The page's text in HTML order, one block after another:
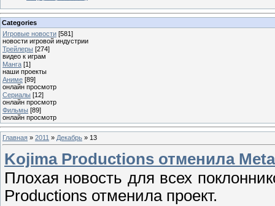
Categories
Игровые новости [581]
новости игровой индустрии
Трейлеры [274]
видео к играм
Манга [1]
наши проекты
Аниме [89]
онлайн просмотр
Сериалы [12]
онлайн просмотр
Фильмы [89]
онлайн просмотр
Главная » 2011 » Декабрь » 13
Kojima Productions отменила
Плохая новость для всех
Productions отменила проект.